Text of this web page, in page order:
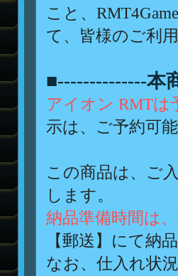
こと、
て、皆様のご利
■--------------本
アイオン RMT
示は、ご予約可
この商品は、ご
します。
納品準備時間は
【郵送】にて納
なお、仕入れ状